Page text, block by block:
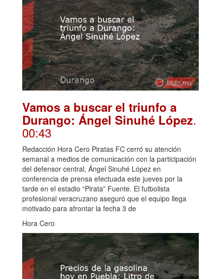
Vamos a buscar el triunfo a
Durango: Ángel Sinuhé López.
00:43
Redacción Hora Cero Piratas FC cerró su atención
semanal a medios de comunicación con la participación
del defensor central, Ángel Sinuhé López en
conferencia de prensa efectuada este jueves por la
tarde en el estadio “Pirata” Fuente. El futbolista
profesional veracruzano aseguró que el equipo llega
motivado para afrontar la fecha 3 de
Hora Cero